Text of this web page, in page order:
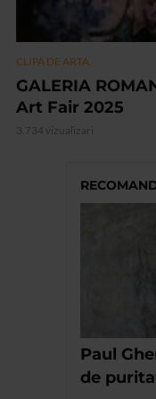
CLIPA DE ARTA
GALERIA
Art Fair 2025
3.734 vizualizari
Paul
de